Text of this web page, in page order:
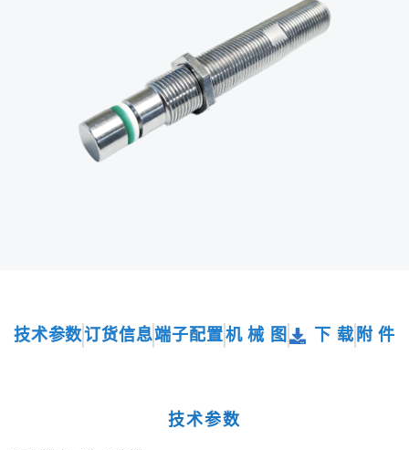
技术参数订货信息端子配置机 械 图 下 载 附 件
技术参数